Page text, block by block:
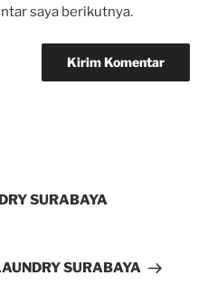
saya berikutnya.
SURABAYA
SURABAYA